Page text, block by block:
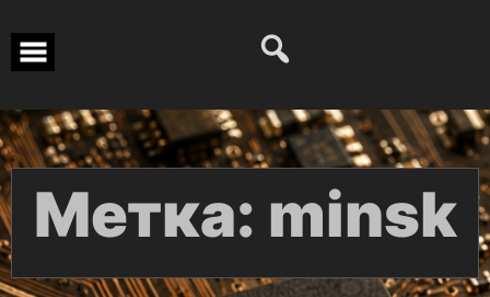
содержимому
Метка: minsk